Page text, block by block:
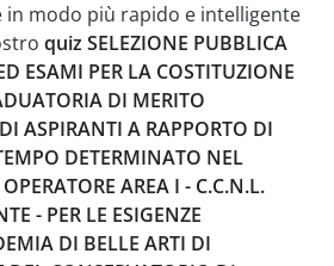
in modo più rapido e intelligente
quiz SELEZIONE PUBBLICA
ESAMI PER LA COSTITUZIONE
DI MERITO
ASPIRANTI A RAPPORTO DI
DETERMINATO NEL
AREA I - C.C.N.L.
- PER LE ESIGENZE
DI BELLE ARTI DI